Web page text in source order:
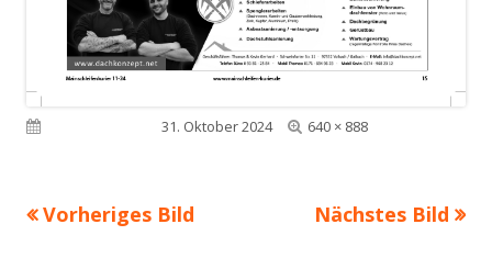
Veröffentlicht am31. Oktober 2024
Volle
640 × 888
Vorheriges Bild Nächstes Bild